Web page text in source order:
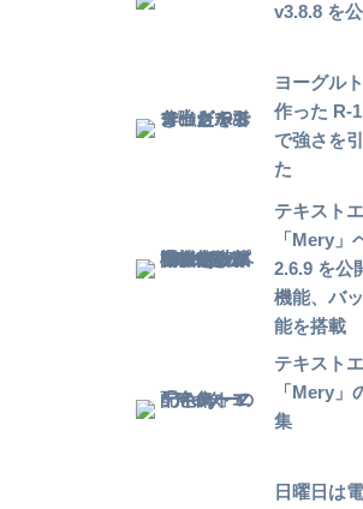
v3.8.8 を
ヨーグル
作った R-
で強さを
た
テキスト
「Mery」
2.6.9 を公
機能、バ
能を搭載
テキスト
「Mery」
集
日曜日は